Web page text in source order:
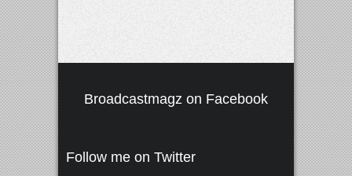
Broadcastmagz on Facebook
Follow me on Twitter